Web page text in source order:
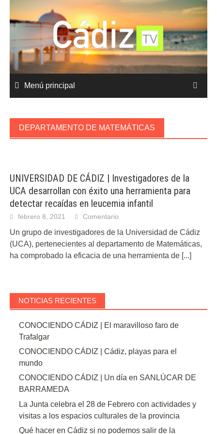
contenido
Menú principal
DEPARTAMENTO DE MATEMÁTICAS
UNIVERSIDAD DE CÁDIZ | Investigadores de la
UCA desarrollan con éxito una herramienta para
detectar recaídas en leucemia infantil
febrero 8, 2021 Comentario
Un grupo de investigadores de la Universidad de Cádiz
(UCA), pertenecientes al departamento de Matemáticas,
ha comprobado la eficacia de una herramienta de [...]
NOTICIAS RECIENTES
CONOCIENDO CÁDIZ | El maravilloso faro de
Trafalgar
CONOCIENDO CÁDIZ | Cádiz, playas para el
mundo
CONOCIENDO CÁDIZ | Un día en SANLÚCAR DE
BARRAMEDA
La Junta celebra el 28 de Febrero con actividades y
visitas a los espacios culturales de la provincia
Qué hacer en Cádiz si no podemos salir de la